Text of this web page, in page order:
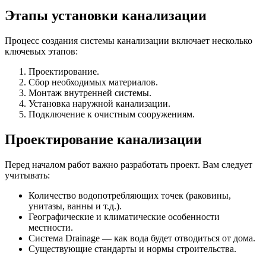
Этапы установки канализации
Процесс создания системы канализации включает несколько
ключевых этапов:
Проектирование.
Сбор необходимых материалов.
Монтаж внутренней системы.
Установка наружной канализации.
Подключение к очистным сооружениям.
Проектирование канализации
Перед началом работ важно разработать проект. Вам следует
учитывать:
Количество водопотребляющих точек (раковины,
унитазы, ванны и т.д.).
Географические и климатические особенности
местности.
Система Drainage — как вода будет отводиться от дома.
Существующие стандарты и нормы строительства.